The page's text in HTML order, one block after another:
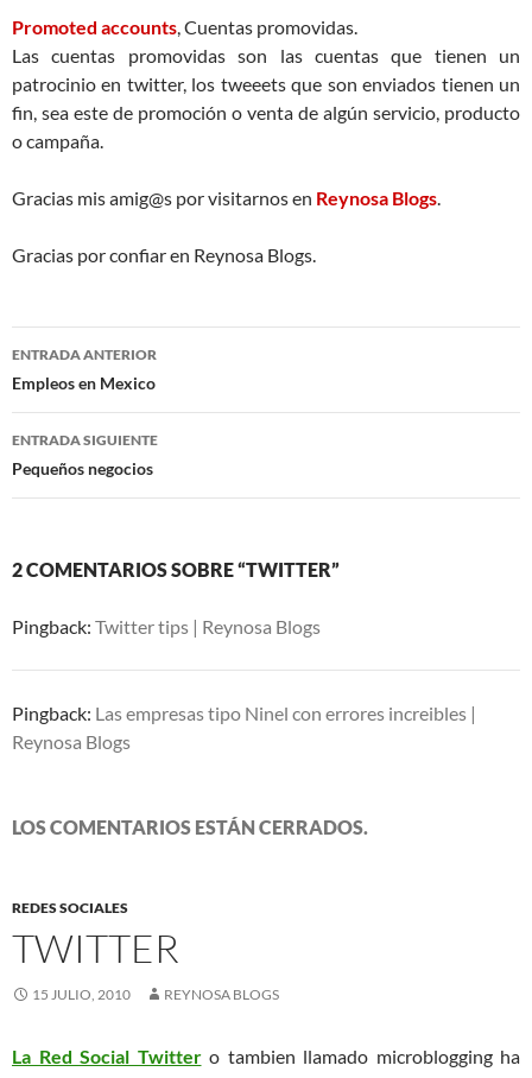
Promoted accounts, Cuentas promovidas.
Las cuentas promovidas son las cuentas que tienen un
patrocinio en twitter, los tweeets que son enviados tienen un
fin, sea este de promoción o venta de algún servicio, producto
o campaña.
Gracias mis amig@s por visitarnos en Reynosa Blogs.
Gracias por confiar en Reynosa Blogs.
Navegación
de
entradas
ENTRADA ANTERIOR
Empleos en Mexico
ENTRADA SIGUIENTE
Pequeños negocios
2 COMENTARIOS SOBRE “TWITTER”
Pingback: Twitter tips | Reynosa Blogs
Pingback: Las empresas tipo Ninel con errores increibles |
Reynosa Blogs
LOS COMENTARIOS ESTÁN CERRADOS.
REDES SOCIALES
TWITTER
15 JULIO, 2010 REYNOSA BLOGS
La Red Social Twittero tambien llamado microblogging ha